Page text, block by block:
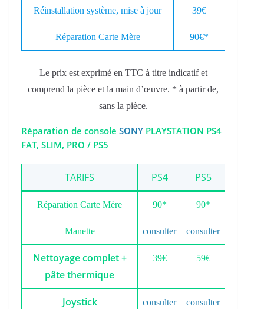
Réinstallation système, mise à jour 39€
Réparation Carte Mère 90€*
Le prix est exprimé en TTC à titre indicatif et
comprend la pièce et la main d’œuvre. * à partir de,
sans la pièce.
Réparation de console SONY PLAYSTATION PS4
FAT, SLIM, PRO / PS5
TARIFS PS4 PS5
Réparation Carte Mère 90* 90*
Manette consulter consulter
Nettoyage complet +
pâte thermique
39€ 59€
Joystick consulter consulter